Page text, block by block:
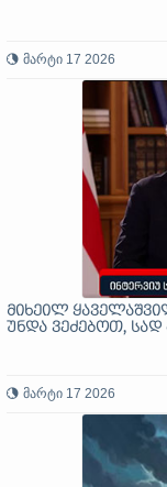
მარტი 17 2026
მიხეილ
უნდა ვეძებოთ, სად
მარტი 17 2026